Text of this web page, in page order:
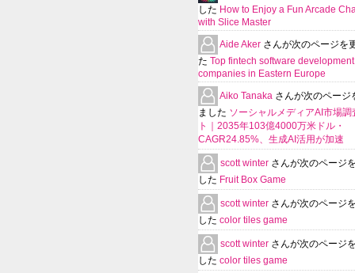
した How to Enjoy a Fun Arcade
with Slice Master
Aide Aker さんが次のページを
た Top fintech software development
companies in Eastern Europe
Aiko Tanaka さんが次のページ
ました ソーシャルメディアAI市場調
ト｜2035年103億4000万米ドル・
CAGR24.85%、生成AI活用が加速
scott winter さんが次のページ
した Fruit Box Game
scott winter さんが次のページ
した color tiles game
scott winter さんが次のページ
した color tiles game